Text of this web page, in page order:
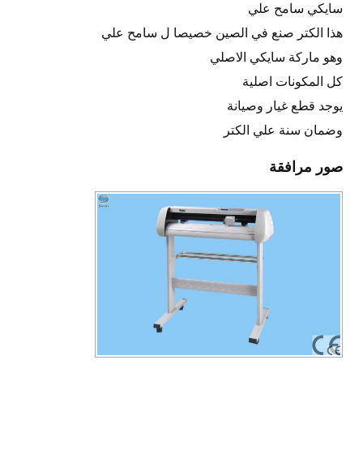
سايكي سامح علي
هذا الكتر صنع في الصين خصيصا ل سامح علي
وهو ماركة سايكي الاصلي
كل المكونات اصلية
يوجد قطع غيار وصيانة
وضمان سنة علي الكتر
صور مرافقة